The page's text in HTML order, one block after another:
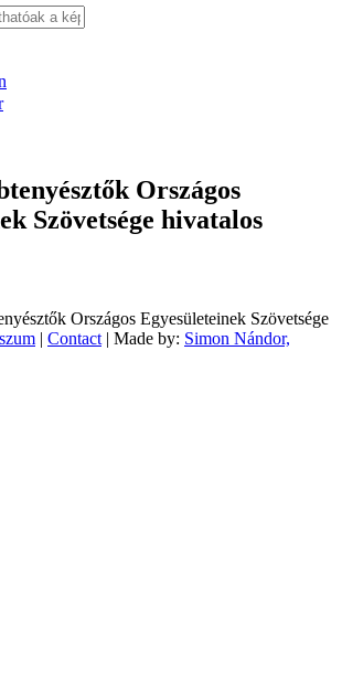
Országos
Szövetsége hivatalos
Országos Egyesületeinek Szövetsége
| Contact | Made by: Simon Nándor,